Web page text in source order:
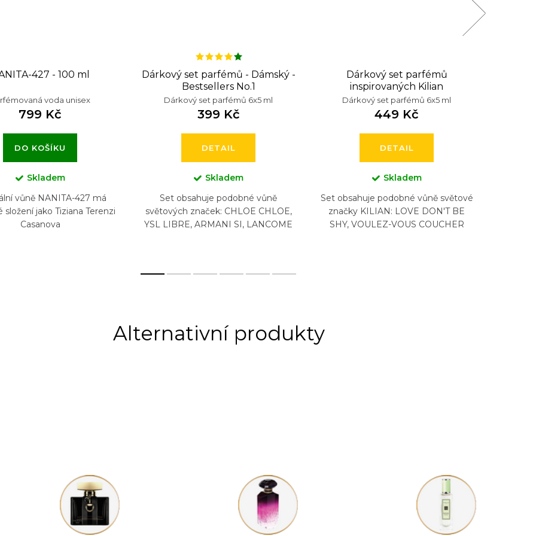
427 - 100 ml
voda unisex
799 Kč
DO KOŠÍKU
Skladem
vůně NANITA-427 má
složení jako Tiziana Terenzi
Casanova
Dárkový set parfémů - Dámský -
Bestsellers No.1
Dárkový set parfémů 6x5 ml
399 Kč
DETAIL
Skladem
Set obsahuje podobné vůně
světových značek: CHLOE CHLOE,
YSL LIBRE, ARMANI SI, LANCOME
Dárkový set parfémů
inspirovaných Kilian
Dárkový set parfémů 6x5 ml
449 Kč
DETAIL
Skladem
Set obsahuje podobné vůně světové
značky KILIAN: LOVE DON'T BE
SHY, VOULEZ-VOUS COUCHER